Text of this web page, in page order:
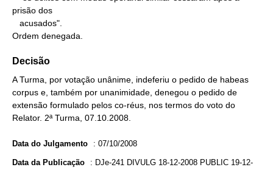
prisão dos
Ordem denegada.
Decisão
A Turma, por votação unânime, indeferiu o pedido de habeas
corpus e, também por unanimidade, denegou o pedido de
extensão formulado pelos co-réus, nos termos do voto do
Relator. 2ª Turma, 07.10.2008.
Data do Julgamento : 07/10/2008
Data da Publicação : DJe-241 DIVULG 18-12-2008 PUBLIC 19-12-